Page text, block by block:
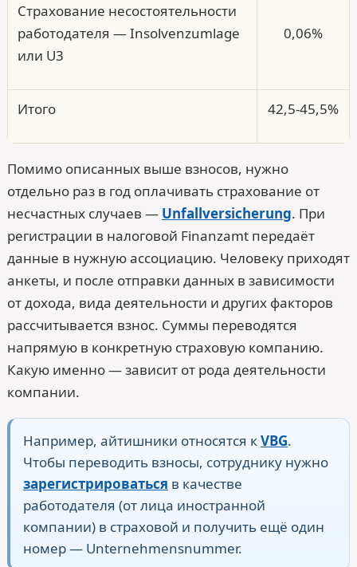
Страхование несостоятельности
работодателя — Insolvenzumlage
или U3
0,06%
Итого 42,5-45,5%
Помимо описанных выше взносов, нужно
отдельно раз в год оплачивать страхование от
несчастных случаев — Unfallversicherung. При
регистрации в налоговой Finanzamt передаёт
данные в нужную ассоциацию. Человеку приходят
анкеты, и после отправки данных в зависимости
от дохода, вида деятельности и других факторов
рассчитывается взнос. Суммы переводятся
напрямую в конкретную страховую компанию.
Какую именно — зависит от рода деятельности
компании.
Например, айтишники относятся кVBG.
Чтобы переводить взносы, сотруднику нужно
зарегистрироваться в качестве
работодателя (от лица иностранной
компании) в страховой и получить ещё один
номер — Unternehmensnummer.